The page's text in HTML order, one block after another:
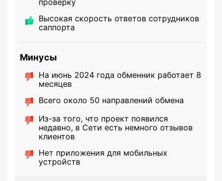
проверку
Высокая скорость ответов сотрудников
саппорта
Минусы
На июнь 2024 года обменник работает 8
месяцев
Всего около 50 направлений обмена
Из-за того, что проект появился
недавно, в Сети есть немного отзывов
клиентов
Нет приложения для мобильных
устройств